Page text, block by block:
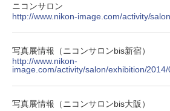
ニコンサロン
http://www.nikon-image.com/activity/
写真展情報（ニコンサロンbis新宿）
http://www.nikon-
image.com/activity/salon/exhibition/
写真展情報（ニコンサロンbis大阪）